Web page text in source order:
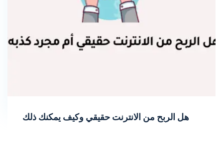
هل الربح من الانترنت حقيقي وكيف يمكنك ذلك